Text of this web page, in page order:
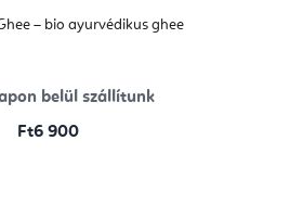
– bio ayurvédikus ghee
belül szállítunk
Ft6 900